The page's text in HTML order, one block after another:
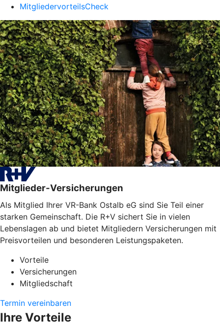
MitgliedervorteilsCheck
Mitglieder-Versicherungen
Als Mitglied Ihrer VR-Bank Ostalb eG sind Sie Teil einer
starken Gemeinschaft. Die R+V sichert Sie in vielen
Lebenslagen ab und bietet Mitgliedern Versicherungen mit
Preisvorteilen und besonderen Leistungspaketen.
Vorteile
Versicherungen
Mitgliedschaft
Termin vereinbaren
Ihre Vorteile